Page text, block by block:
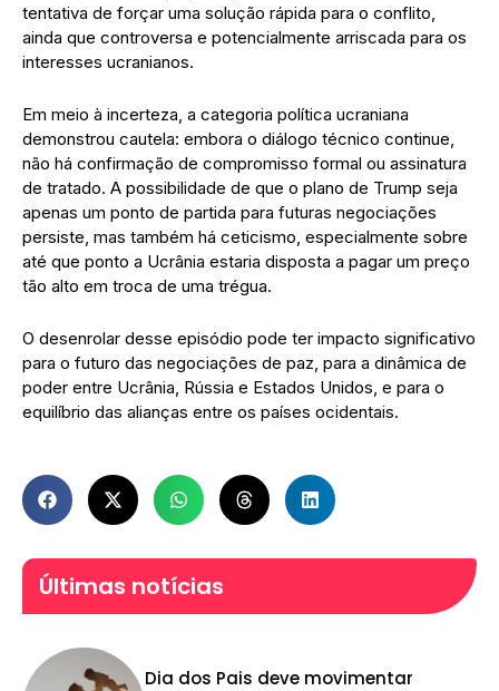
tentativa de forçar uma solução rápida para o conflito,
ainda que controversa e potencialmente arriscada para os
interesses ucranianos.
Em meio à incerteza, a categoria política ucraniana
demonstrou cautela: embora o diálogo técnico continue,
não há confirmação de compromisso formal ou assinatura
de tratado. A possibilidade de que o plano de Trump seja
apenas um ponto de partida para futuras negociações
persiste, mas também há ceticismo, especialmente sobre
até que ponto a Ucrânia estaria disposta a pagar um preço
tão alto em troca de uma trégua.
O desenrolar desse episódio pode ter impacto significativo
para o futuro das negociações de paz, para a dinâmica de
poder entre Ucrânia, Rússia e Estados Unidos, e para o
equilíbrio das alianças entre os países ocidentais.
Últimas notícias
Dia dos Pais deve movimentar